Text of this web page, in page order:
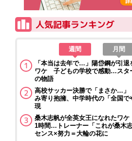
週間
月間
「本当は去年で…」陽岱鋼が引退
ワケ 子どもの学校で感動…スタ
の物語
高校サッカー決勝で「まさか…
み寄り抱擁、中学時代の「全国で
現
桑木志帆が全英女王になれたワ
1時間…トレーナー「これが桑木志
センス×努力＝大輪の花に